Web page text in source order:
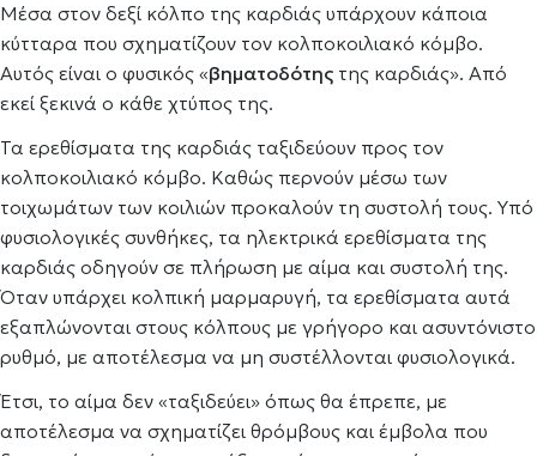
Μέσα στον δεξί κόλπο της καρδιάς υπάρχουν κάποια
κύτταρα που σχηματίζουν τον κολποκοιλιακό κόμβο.
Αυτός είναι ο φυσικός «βηματοδότης της καρδιάς». Από
εκεί ξεκινά ο κάθε χτύπος της.
Τα ερεθίσματα της καρδιάς ταξιδεύουν προς τον
κολποκοιλιακό κόμβο. Καθώς περνούν μέσω των
τοιχωμάτων των κοιλιών προκαλούν τη συστολή τους. Υπό
φυσιολογικές συνθήκες, τα ηλεκτρικά ερεθίσματα της
καρδιάς οδηγούν σε πλήρωση με αίμα και συστολή της.
Όταν υπάρχει κολπική μαρμαρυγή, τα ερεθίσματα αυτά
εξαπλώνονται στους κόλπους με γρήγορο και ασυντόνιστο
ρυθμό, με αποτέλεσμα να μη συστέλλονται φυσιολογικά.
Έτσι, το αίμα δεν «ταξιδεύει» όπως θα έπρεπε, με
αποτέλεσμα να σχηματίζει θρόμβους και έμβολα που